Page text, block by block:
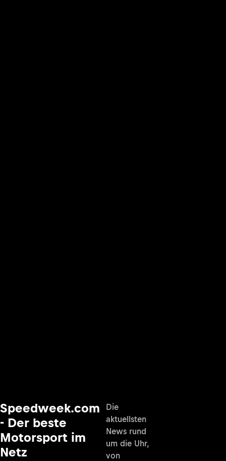
Speedweek.com
- Der beste
Motorsport im
Netz
Die
aktuellsten
News rund
um die Uhr,
von